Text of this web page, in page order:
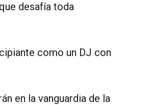
desafía toda
como un DJ con
en la vanguardia de la